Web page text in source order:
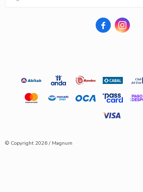
 
© Copyright 2026 / Magnum